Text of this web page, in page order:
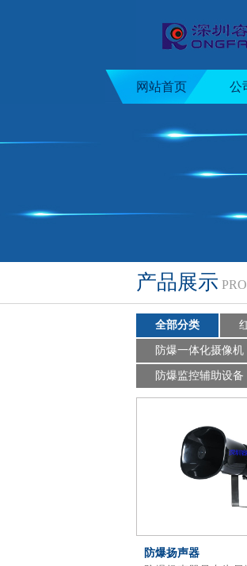
网站首页 公
产品展示
全部分类
防爆一体化摄像机
防爆监控辅助设备
防爆扬声器